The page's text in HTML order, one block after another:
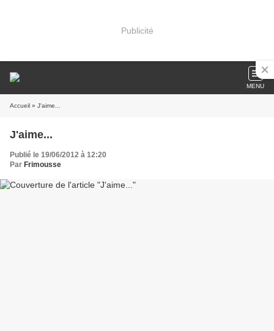
Publicité
MENU
Accueil » J'aime...
J'aime...
Publié le 19/06/2012 à 12:20
Par Frimousse